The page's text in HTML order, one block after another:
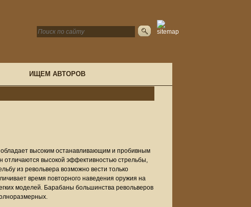
ИЩЕМ АВТОРОВ
высоким останавливающим и пробивным
отличаются высокой эффективностью стрельбы,
из револьвера возможно вести только
время повторного наведения оружия на
моделей. Барабаны большинства револьверов